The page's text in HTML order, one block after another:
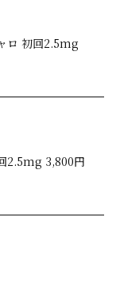
ロ 初回2.5mg
2.5mg 3,800円